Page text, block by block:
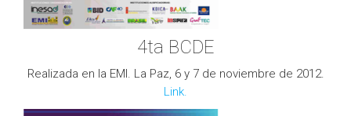
4ta BCDE
Realizada en la EMI. La Paz, 6 y 7 de noviembre de 2012.
Link.